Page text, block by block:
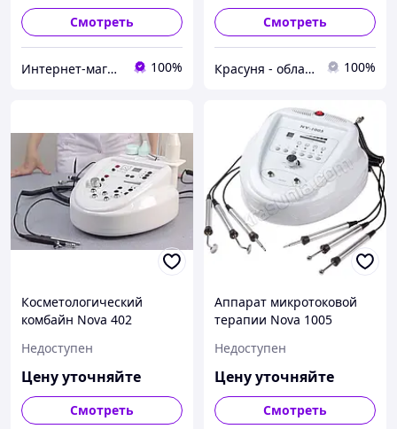
Смотреть
Интернет-магазин "ИдеалПлюс" 100%
Смотреть
Красуня - обладнання для салонів краси 100%
Косметологический
комбайн Nova 402
+ультразвук)
Недоступен
Цену уточняйте
Смотреть
Аппарат микротоковой
терапии Nova 1005
Недоступен
Цену уточняйте
Смотреть